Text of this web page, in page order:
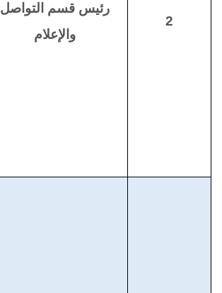
2
رئيس قسم التواصل
والإعلام